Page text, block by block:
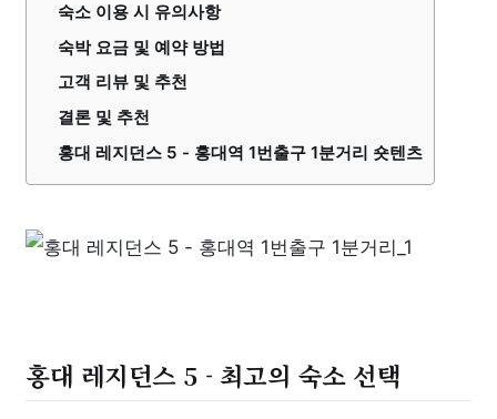
숙소 이용 시 유의사항
숙박 요금 및 예약 방법
고객 리뷰 및 추천
결론 및 추천
홍대 레지던스 5 - 홍대역 1번출구 1분거리 숏텐츠
홍대 레지던스 5 - 최고의 숙소 선택